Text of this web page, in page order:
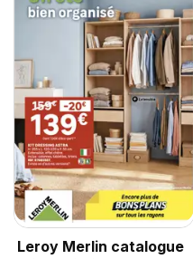
Leroy Merlin catalogue